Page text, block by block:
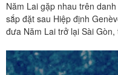
Năm Lai gặp nhau trên
sắp đặt sau Hiệp định
đưa Năm Lai trở lại Sài